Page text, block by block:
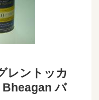
レントッカ
Bheagan バ